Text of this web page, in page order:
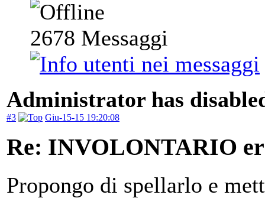
2678 Messaggi
Administrator has
#3 Giu-15-15 19:20:08
Re: INVOLONTARIO
Propongo di spellarlo e